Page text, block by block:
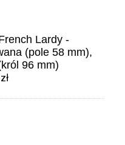
Lardy -
(pole 58 mm),
96 mm)